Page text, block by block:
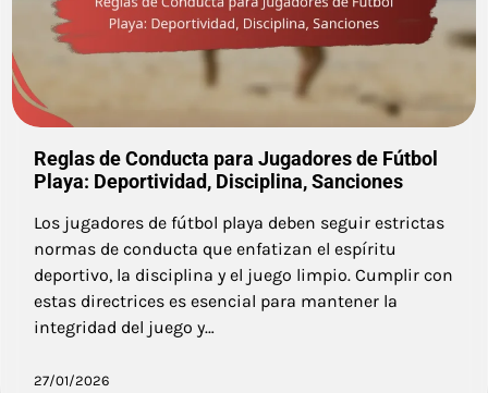
Reglas de Conducta para Jugadores de Fútbol
Playa: Deportividad, Disciplina, Sanciones
Los jugadores de fútbol playa deben seguir estrictas
normas de conducta que enfatizan el espíritu
deportivo, la disciplina y el juego limpio. Cumplir con
estas directrices es esencial para mantener la
integridad del juego y…
27/01/2026